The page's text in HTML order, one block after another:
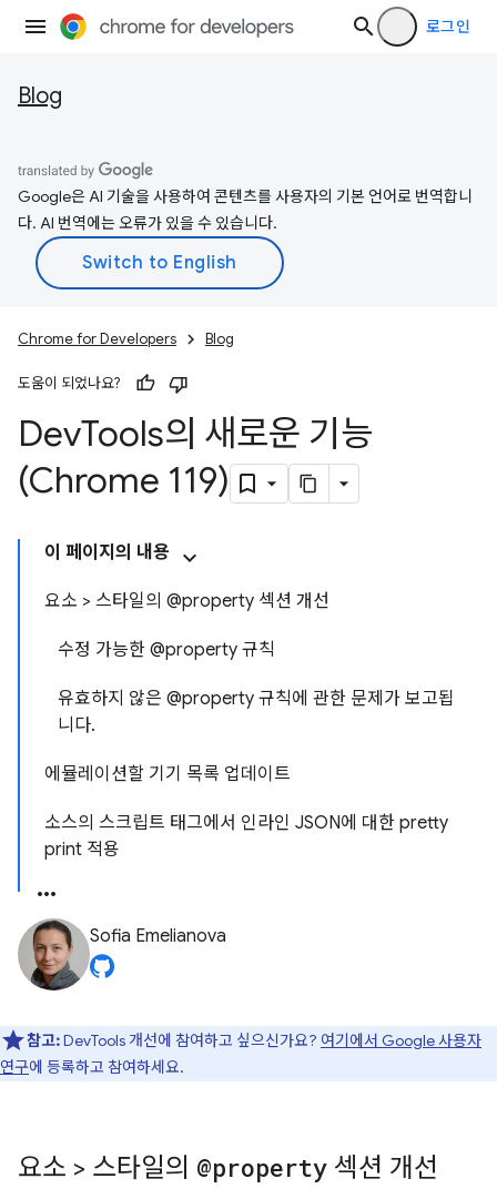
로그인
Blog
Google은 AI 기술을 사용하여 콘텐츠를 사용자의 기본 언어로 번역합니
다. AI 번역에는 오류가 있을 수 있습니다.
Chrome for Developers Blog
도움이 되었나요?
DevTools의 새로운 기능
(Chrome 119)
이 페이지의 내용
요소 > 스타일의 @property 섹션 개선
수정 가능한 @property 규칙
유효하지 않은 @property 규칙에 관한 문제가 보고됩
니다.
에뮬레이션할 기기 목록 업데이트
소스의 스크립트 태그에서 인라인 JSON에 대한 pretty
print 적용
Sofia Emelianova
참고:DevTools 개선에 참여하고 싶으신가요? 여기에서 Google 사용자
연구에 등록하고 참여하세요.
요소 > 스타일의 @property 섹션 개선